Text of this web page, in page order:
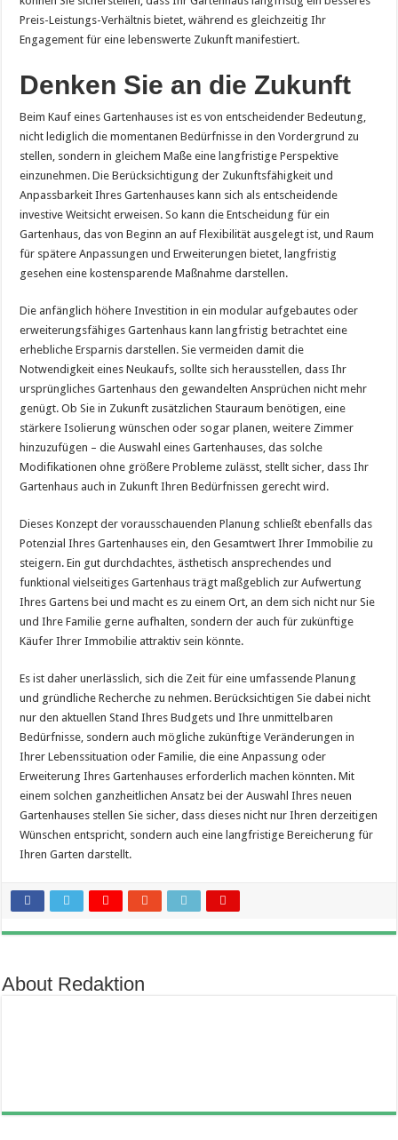
Preis-Leistungs-Verhältnis bietet, während es gleichzeitig Ihr
Engagement für eine lebenswerte Zukunft manifestiert.
Denken Sie an die Zukunft
Beim Kauf eines Gartenhauses ist es von entscheidender Bedeutung,
nicht lediglich die momentanen Bedürfnisse in den Vordergrund zu
stellen, sondern in gleichem Maße eine langfristige Perspektive
einzunehmen. Die Berücksichtigung der Zukunftsfähigkeit und
Anpassbarkeit Ihres Gartenhauses kann sich als entscheidende
investive Weitsicht erweisen. So kann die Entscheidung für ein
Gartenhaus, das von Beginn an auf Flexibilität ausgelegt ist, und Raum
für spätere Anpassungen und Erweiterungen bietet, langfristig
gesehen eine kostensparende Maßnahme darstellen.
Die anfänglich höhere Investition in ein modular aufgebautes oder
erweiterungsfähiges Gartenhaus kann langfristig betrachtet eine
erhebliche Ersparnis darstellen. Sie vermeiden damit die
Notwendigkeit eines Neukaufs, sollte sich herausstellen, dass Ihr
ursprüngliches Gartenhaus den gewandelten Ansprüchen nicht mehr
genügt. Ob Sie in Zukunft zusätzlichen Stauraum benötigen, eine
stärkere Isolierung wünschen oder sogar planen, weitere Zimmer
hinzuzufügen – die Auswahl eines Gartenhauses, das solche
Modifikationen ohne größere Probleme zulässt, stellt sicher, dass Ihr
Gartenhaus auch in Zukunft Ihren Bedürfnissen gerecht wird.
Dieses Konzept der vorausschauenden Planung schließt ebenfalls das
Potenzial Ihres Gartenhauses ein, den Gesamtwert Ihrer Immobilie zu
steigern. Ein gut durchdachtes, ästhetisch ansprechendes und
funktional vielseitiges Gartenhaus trägt maßgeblich zur Aufwertung
Ihres Gartens bei und macht es zu einem Ort, an dem sich nicht nur Sie
und Ihre Familie gerne aufhalten, sondern der auch für zukünftige
Käufer Ihrer Immobilie attraktiv sein könnte.
Es ist daher unerlässlich, sich die Zeit für eine umfassende Planung
und gründliche Recherche zu nehmen. Berücksichtigen Sie dabei nicht
nur den aktuellen Stand Ihres Budgets und Ihre unmittelbaren
Bedürfnisse, sondern auch mögliche zukünftige Veränderungen in
Ihrer Lebenssituation oder Familie, die eine Anpassung oder
Erweiterung Ihres Gartenhauses erforderlich machen könnten. Mit
einem solchen ganzheitlichen Ansatz bei der Auswahl Ihres neuen
Gartenhauses stellen Sie sicher, dass dieses nicht nur Ihren derzeitigen
Wünschen entspricht, sondern auch eine langfristige Bereicherung für
Ihren Garten darstellt.
About Redaktion